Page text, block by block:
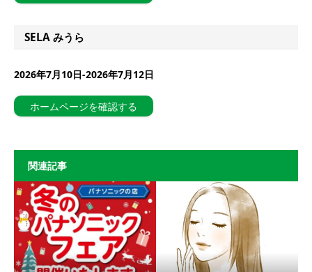
SELA みうら
2026年7月10日-2026年7月12日
ホームページを確認する
関連記事